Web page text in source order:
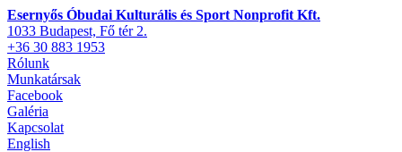
Esernyős Óbudai Kulturális és Sport Nonprofit Kft.
1033 Budapest, Fő tér 2.
+36 30 883 1953
Rólunk
Munkatársak
Facebook
Galéria
Kapcsolat
English